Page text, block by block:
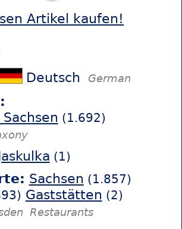
Artikel kaufen!
Deutsch German
(1.692)
(1)
Sachsen (1.857)
Gaststätten (2)
Restaurants